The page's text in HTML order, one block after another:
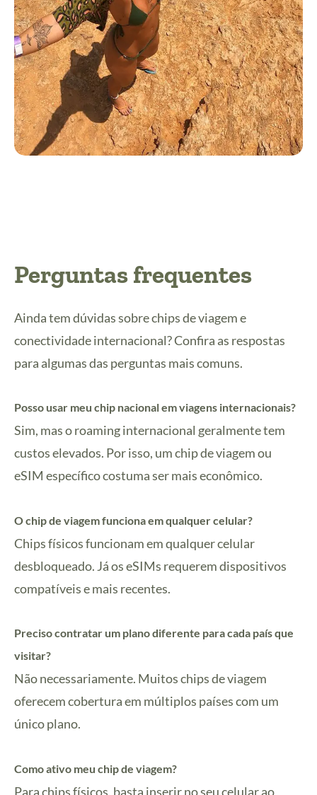
Perguntas frequentes
Ainda tem dúvidas sobre chips de viagem e
conectividade internacional? Confira as respostas
para algumas das perguntas mais comuns.
Posso usar meu chip nacional em viagens internacionais?
Sim, mas o roaming internacional geralmente tem
custos elevados. Por isso, um chip de viagem ou
eSIM específico costuma ser mais econômico.
O chip de viagem funciona em qualquer celular?
Chips físicos funcionam em qualquer celular
desbloqueado. Já os eSIMs requerem dispositivos
compatíveis e mais recentes.
Preciso contratar um plano diferente para cada país que
visitar?
Não necessariamente. Muitos chips de viagem
oferecem cobertura em múltiplos países com um
único plano.
Como ativo meu chip de viagem?
Para chips físicos, basta inserir no seu celular ao